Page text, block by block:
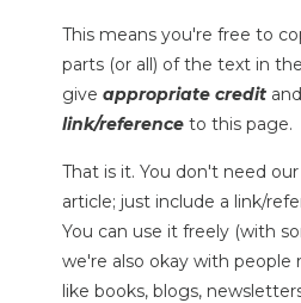
This means you're free to
parts (or all) of the text in
give appropriate credit and
link/reference to this page.
That is it. You don't need
article; just include a link/
You can use it freely (with
we're also okay with people
like books, blogs,